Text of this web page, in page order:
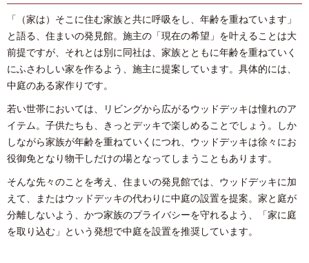
「（家は）そこに住む家族と共に呼吸をし、年齢を重ねています」
と語る、住まいの発見館。施主の「現在の希望」を叶えることは大
前提ですが、それとは別に同社は、家族とともに年齢を重ねていく
にふさわしい家を作るよう、施主に提案しています。具体的には、
中庭のある家作りです。
若い世帯においては、リビングから広がるウッドデッキは憧れのア
イテム。子供たちも、きっとデッキで楽しめることでしょう。しか
しながら家族が年齢を重ねていくにつれ、ウッドデッキは徐々にお
役御免となり物干しだけの場となってしまうこともあります。
そんな先々のことを考え、住まいの発見館では、ウッドデッキに加
えて、またはウッドデッキの代わりに中庭の設置を提案。家と庭が
分離しないよう、かつ家族のプライバシーを守れるよう、「家に庭
を取り込む」という発想で中庭を設置を推奨しています。